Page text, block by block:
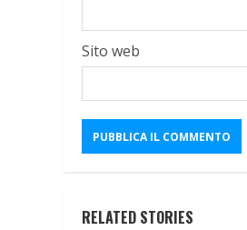
Sito web
RELATED STORIES